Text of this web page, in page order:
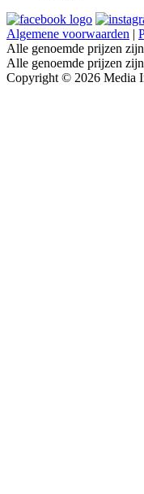
Algemene voorwaarden |
Alle genoemde prijzen
Alle genoemde prijzen
Copyright © 2026 Media